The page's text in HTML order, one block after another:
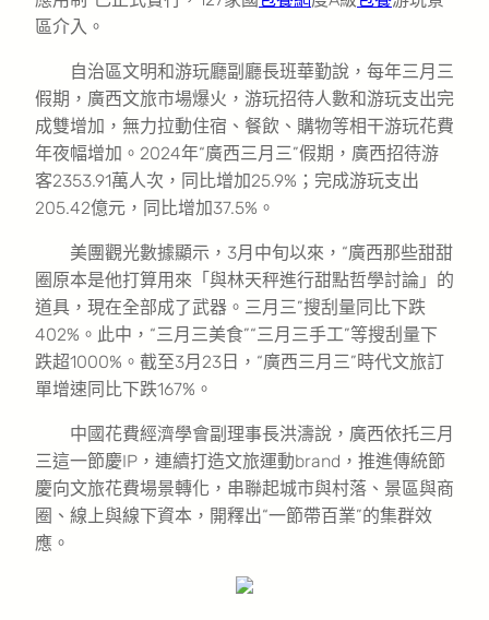
區介入。
自治區文明和游玩廳副廳長班華勤說，每年三月三
假期，廣西文旅市場爆火，游玩招待人數和游玩支出完
成雙增加，無力拉動住宿、餐飲、購物等相干游玩花費
年夜幅增加。2024年“廣西三月三”假期，廣西招待游
客2353.91萬人次，同比增加25.9%；完成游玩支出
205.42億元，同比增加37.5%。
美團觀光數據顯示，3月中旬以來，“廣西那些甜甜
圈原本是他打算用來「與林天秤進行甜點哲學討論」的
道具，現在全部成了武器。三月三”搜刮量同比下跌
402%。此中，“三月三美食”“三月三手工”等搜刮量下
跌超1000%。截至3月23日，“廣西三月三”時代文旅訂
單增速同比下跌167%。
中國花費經濟學會副理事長洪濤說，廣西依托三月
三這一節慶IP，連續打造文旅運動brand，推進傳統節
慶向文旅花費場景轉化，串聯起城市與村落、景區與商
圈、線上與線下資本，開釋出“一節帶百業”的集群效
應。